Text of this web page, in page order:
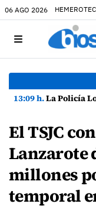
06 AGO 2026
13:09 h.La Policía Local de
El TSJC
Lanzarote
millones
temporal